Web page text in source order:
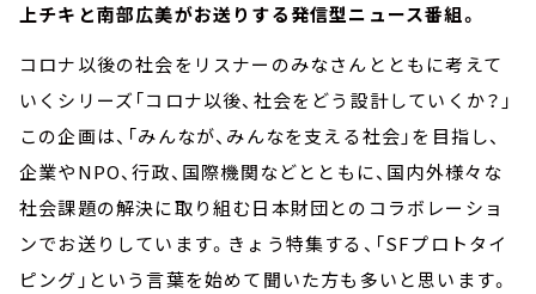
上チキと南部広美がお送りする発信型ニュース番組。
コロナ以後の社会をリスナーのみなさんとともに考えて
いくシリーズ「コロナ以後、社会をどう設計していくか？」
この企画は、「みんなが、みんなを支える社会」を目指し、
企業やNPO、行政、国際機関などとともに、国内外様々な
社会課題の解決に取り組む日本財団とのコラボレーショ
ンでお送りしています。きょう特集する、「SFプロトタイ
ピング」という言葉を始めて聞いた方も多いと思います。